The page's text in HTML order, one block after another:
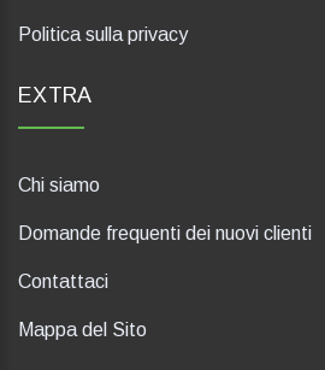
Politica sulla privacy
EXTRA
Chi siamo
Domande frequenti dei nuovi clienti
Contattaci
Mappa del Sito